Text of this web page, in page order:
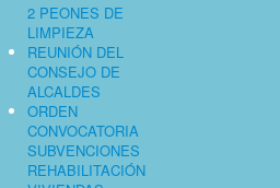
2 PEONES DE
LIMPIEZA
REUNIÓN DEL
CONSEJO DE
ALCALDES
ORDEN
CONVOCATORIA
SUBVENCIONES
REHABILITACIÓN